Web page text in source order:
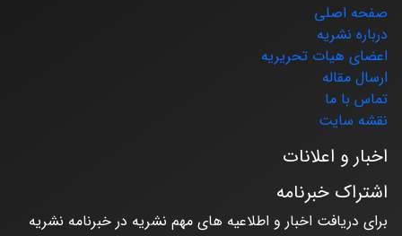
صفحه اصلی
درباره نشریه
اعضای هیات تحریریه
ارسال مقاله
تماس با ما
نقشه سایت
اخبار و اعلانات
اشتراک خبرنامه
برای دریافت اخبار و اطلاعیه های مهم نشریه در خبرنامه نشریه